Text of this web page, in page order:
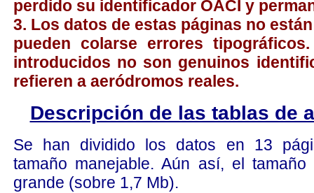
perdido su identificador OACI y
3. Los datos de estas páginas no
pueden colarse errores
introducidos no son genuinos
refieren a aeródromos reales.
Descripción de las tablas de
Se han dividido los datos en 13
tamaño manejable. Aún así, el
grande (sobre 1,7 Mb).